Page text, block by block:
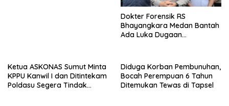
Dokter Forensik RS
Bhayangkara Medan Bantah
Ada Luka Dugaan
Ketua ASKONAS Sumut Minta
KPPU Kanwil I dan Ditintekam
Poldasu Segera Tindak
Diduga Korban Pembunuhan,
Bocah Perempuan 6 Tahun
Ditemukan Tewas di Tapsel